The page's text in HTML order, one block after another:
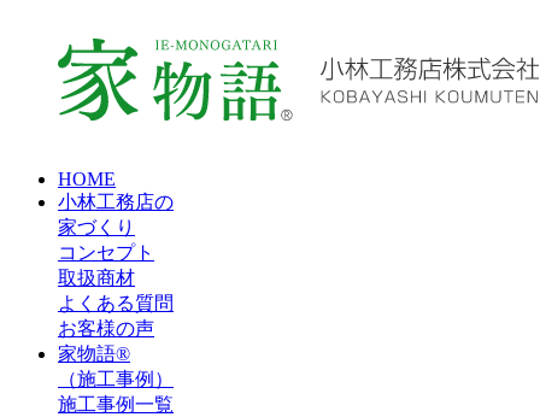
HOME
小林工務店の
家づくり
コンセプト
取扱商材
よくある質問
お客様の声
家物語®
（施工事例）
施工事例一覧